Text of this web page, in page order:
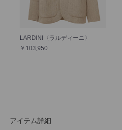
LARDINI〈ラルディーニ〉
￥103,950
アイテム詳細